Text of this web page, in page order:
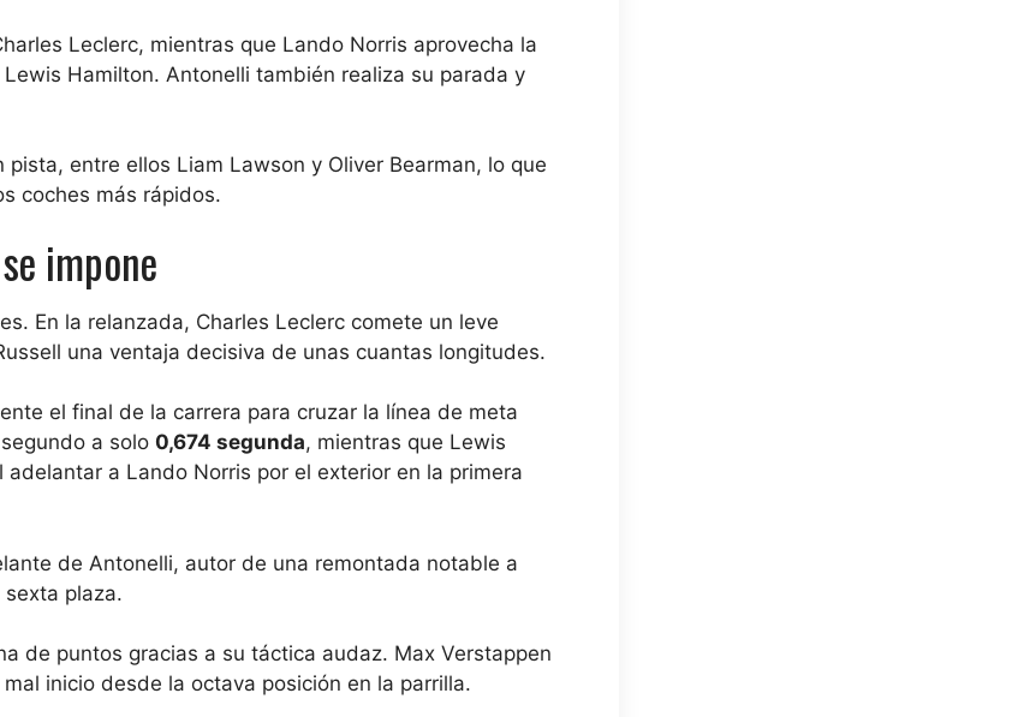
Leclerc, mientras que Lando Norris aprovecha la
Hamilton. Antonelli también realiza su parada y
entre ellos Liam Lawson y Oliver Bearman, lo que
coches más rápidos.
impone
En la relanzada, Charles Leclerc comete un leve
una ventaja decisiva de unas cuantas longitudes.
el final de la carrera para cruzar la línea de meta
a solo 0,674 segunda, mientras que Lewis
a Lando Norris por el exterior en la primera
de Antonelli, autor de una remontada notable a
plaza.
de puntos gracias a su táctica audaz. Max Verstappen
inicio desde la octava posición en la parrilla.